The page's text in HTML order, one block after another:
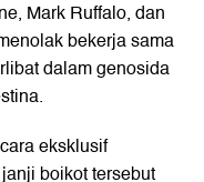
Mark Ruffalo, dan
bekerja sama
dalam genosida
eksklusif
boikot tersebut